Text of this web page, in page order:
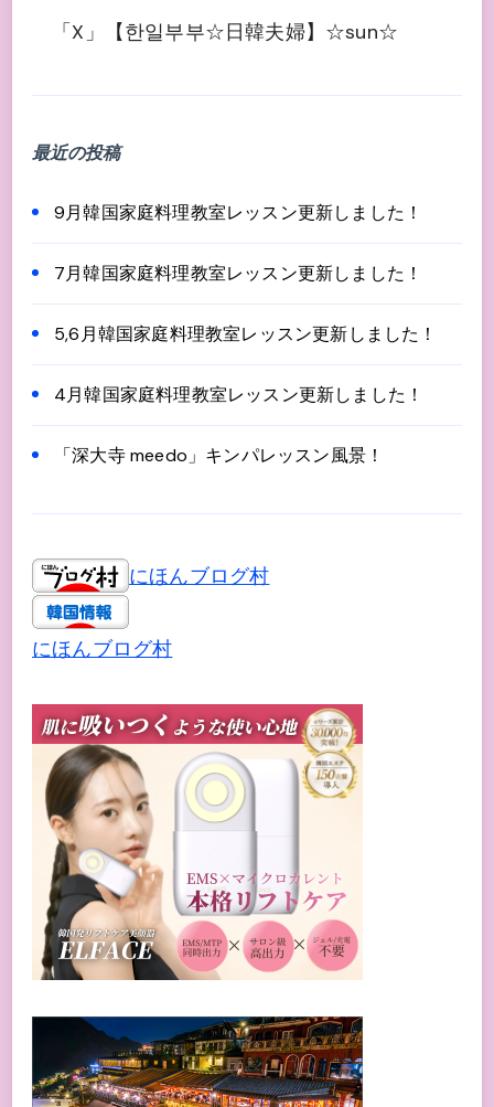
「X」【한일부부☆日韓夫婦】☆sun☆
最近の投稿
9月韓国家庭料理教室レッスン更新しました！
7月韓国家庭料理教室レッスン更新しました！
5,6月韓国家庭料理教室レッスン更新しました！
4月韓国家庭料理教室レッスン更新しました！
「深大寺 meedo」キンパレッスン風景！
にほんブログ村
にほんブログ村